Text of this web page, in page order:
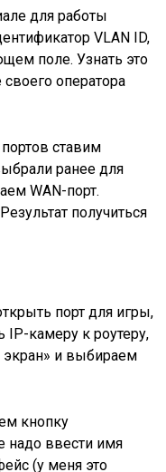
для работы
VLAN ID,
поле. Узнать это
оператора
ставим
ранее для
WAN-порт.
получиться
порт для игры,
камеру к роутеру,
и выбираем
кнопку
надо ввести имя
(у меня это